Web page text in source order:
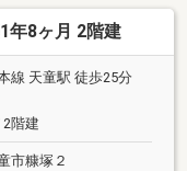
年8ヶ月 2階建
線 天童駅 徒歩25分
階建
市糠塚２